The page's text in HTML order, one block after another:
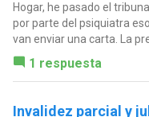
Hogar, he pasado el
por parte del psiquiatra
van enviar una carta. La
1 respuesta
Invalidez parcial y